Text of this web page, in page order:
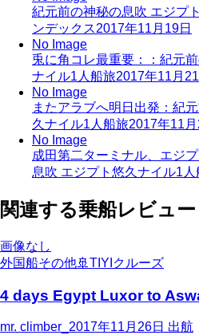
紀元前の神秘の息吹 エジプ
ンデックス2017年11月19日
No Image
兎に角コレ最重要：：紀元
ナイル1人船旅2017年11月21
No Image
またアラブへ明日出発：紀
久ナイル1人船旅2017年11月
No Image
成田第二ターミナル、エジ
息吹 エジプト悠久ナイル1人
関連する乗船レビュー
画像なし
外国船その他🚢 TIYIクルーズ
4 days Egypt Luxor to
mr. climber_ 2017年11月26日 出航